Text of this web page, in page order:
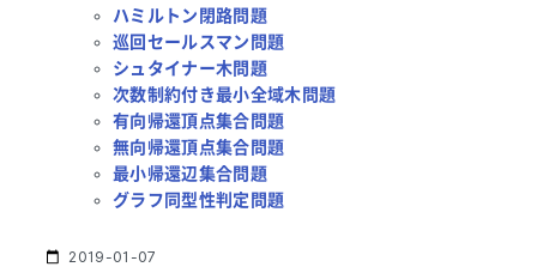
ハミルトン閉路問題
巡回セールスマン問題
シュタイナー木問題
次数制約付き最小全域木問題
有向帰還頂点集合問題
無向帰還頂点集合問題
最小帰還辺集合問題
グラフ同型性判定問題
2019-01-07